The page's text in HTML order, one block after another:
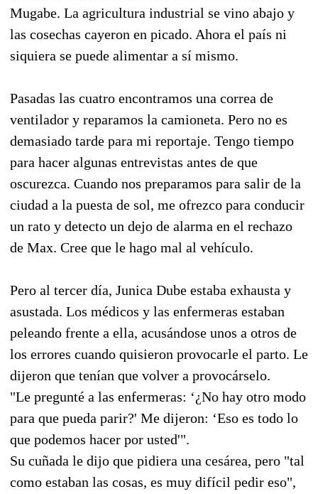
Mugabe. La agricultura industrial se vino abajo y
las cosechas cayeron en picado. Ahora el país ni
siquiera se puede alimentar a sí mismo.
Pasadas las cuatro encontramos una correa de
ventilador y reparamos la camioneta. Pero no es
demasiado tarde para mi reportaje. Tengo tiempo
para hacer algunas entrevistas antes de que
oscurezca. Cuando nos preparamos para salir de la
ciudad a la puesta de sol, me ofrezco para conducir
un rato y detecto un dejo de alarma en el rechazo
de Max. Cree que le hago mal al vehículo.
Pero al tercer día, Junica Dube estaba exhausta y
asustada. Los médicos y las enfermeras estaban
peleando frente a ella, acusándose unos a otros de
los errores cuando quisieron provocarle el parto. Le
dijeron que tenían que volver a provocárselo.
"Le pregunté a las enfermeras: ‘¿No hay otro modo
para que pueda parir?' Me dijeron: ‘Eso es todo lo
que podemos hacer por usted'".
Su cuñada le dijo que pidiera una cesárea, pero "tal
como estaban las cosas, es muy difícil pedir eso",